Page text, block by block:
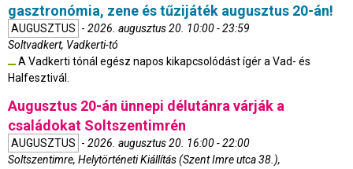
gasztronómia, zene és tűzijáték augusztus 20-án!
AUGUSZTUS - 2026. augusztus 20. 10:00 - 23:59
Soltvadkert, Vadkerti-tó
A Vadkerti tónál egész napos kikapcsolódást ígér a Vad- és
Halfesztivál.
Augusztus 20-án ünnepi délutánra várják a
családokat Soltszentimrén
AUGUSZTUS - 2026. augusztus 20. 16:00 - 22:00
Soltszentimre, Helytörténeti Kiállítás (Szent Imre utca 38.),